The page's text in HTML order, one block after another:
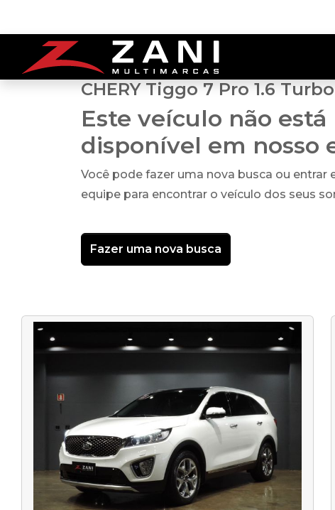
CHERY Tiggo 7 Pro 1.6
Este veículo não está
disponível em nosso
Você pode fazer uma nova busca ou
equipe para encontrar o veículo dos seus
Fazer uma nova busca